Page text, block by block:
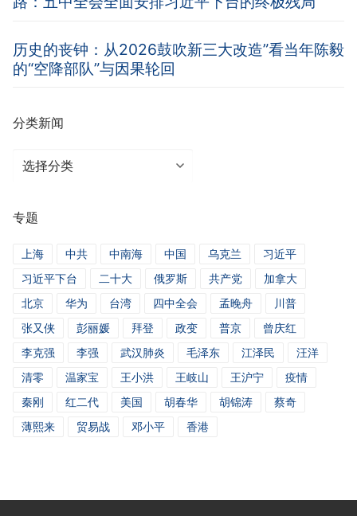
历史的丧钟：从2026鼓吹新三大改造”看当年陈毅
的“空降部队”与因果轮回
分类新闻
分
闻
专题
上海 中共 中南海 中国 乌克兰
习近平
习近平下台
二十大 俄罗斯 共产党
加拿大
北京
华为 台湾 四中全会 孟晚舟
川普
张又侠
彭丽媛 拜登 政变 普京
曾庆红
李克强
李强 武汉肺炎 毛泽东 江泽民
汪洋
清零
温家宝 王小洪 王岐山 王沪宁
疫情
秦刚
红二代 美国 胡春华 胡锦涛
蔡奇
薄熙来
贸易战 邓小平 香港